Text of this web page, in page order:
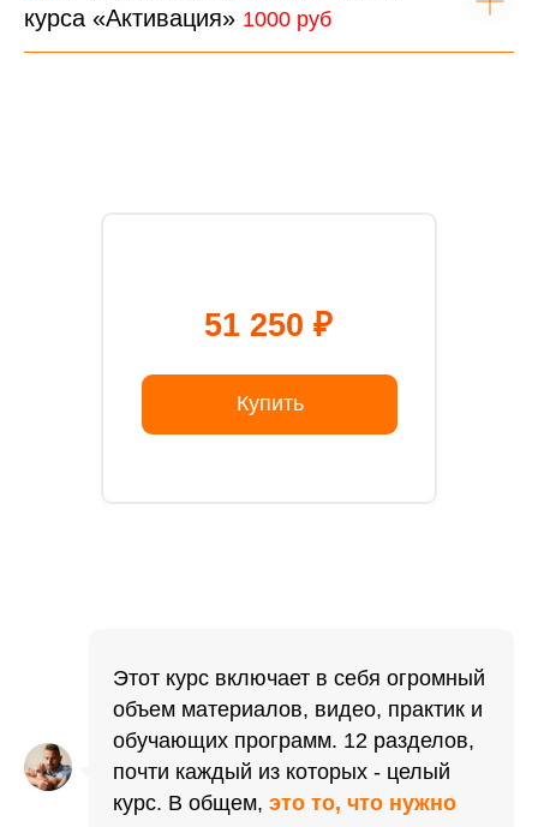
курса «Активация» 1000 руб
51 250 ₽
Купить
Этот курс включает в себя огромный
объем материалов, видео, практик и
обучающих программ. 12 разделов,
почти каждый из которых - целый
курс. В общем, это то, что нужно